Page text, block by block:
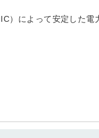
）によって安定した電